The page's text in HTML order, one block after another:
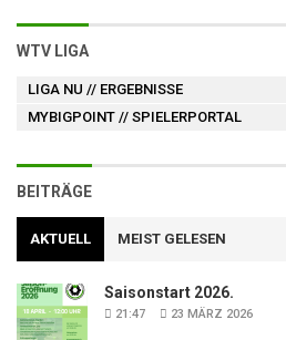
WTV LIGA
LIGA NU // ERGEBNISSE
MYBIGPOINT // SPIELERPORTAL
BEITRÄGE
AKTUELL MEIST GELESEN
Saisonstart 2026.
21:47 23 MÄRZ 2026